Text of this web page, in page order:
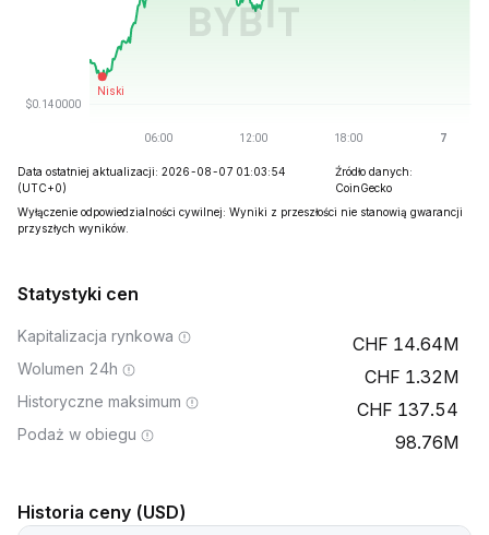
Data ostatniej aktualizacji: 2026-08-07 01:03:54
(UTC+0)
Źródło danych:
CoinGecko
Wyłączenie odpowiedzialności cywilnej: Wyniki z przeszłości nie stanowią gwarancji
przyszłych wyników.
Statystyki cen
Kapitalizacja rynkowa 14.64M
Wolumen 24h 1.32M
Historyczne maksimum 137.54
Podaż w obiegu 98.76M
Historia ceny (USD)